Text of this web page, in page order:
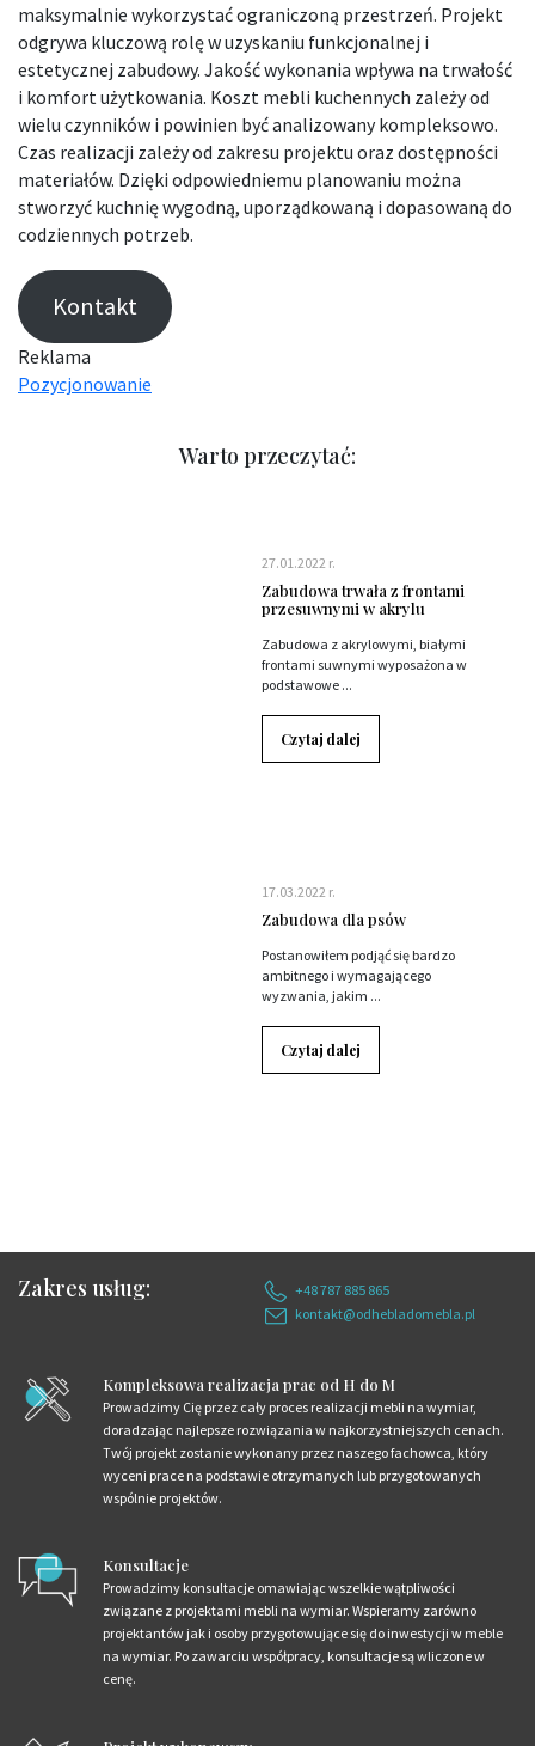
maksymalnie wykorzystać ograniczoną przestrzeń. Projekt
odgrywa kluczową rolę w uzyskaniu funkcjonalnej i
estetycznej zabudowy. Jakość wykonania wpływa na trwałość
i komfort użytkowania. Koszt mebli kuchennych zależy od
wielu czynników i powinien być analizowany kompleksowo.
Czas realizacji zależy od zakresu projektu oraz dostępności
materiałów. Dzięki odpowiedniemu planowaniu można
stworzyć kuchnię wygodną, uporządkowaną i dopasowaną do
codziennych potrzeb.
Kontakt
Reklama
Pozycjonowanie
Warto przeczytać:
27.01.2022 r.
Zabudowa trwała z frontami
przesuwnymi w akrylu
Zabudowa z akrylowymi, białymi
frontami suwnymi wyposażona w
podstawowe ...
Czytaj dalej
17.03.2022 r.
Zabudowa dla psów
Postanowiłem podjąć się bardzo
ambitnego i wymagającego
wyzwania, jakim ...
Czytaj dalej
Zakres usług:
+48 787 885 865
kontakt@odhebladomebla.pl
Kompleksowa realizacja prac od H do M
Prowadzimy Cię przez cały proces realizacji mebli na wymiar,
doradzając najlepsze rozwiązania w najkorzystniejszych cenach.
Twój projekt zostanie wykonany przez naszego fachowca, który
wyceni prace na podstawie otrzymanych lub przygotowanych
wspólnie projektów.
Konsultacje
Prowadzimy konsultacje omawiając wszelkie wątpliwości
związane z projektami mebli na wymiar. Wspieramy zarówno
projektantów jak i osoby przygotowujące się do inwestycji w meble
na wymiar. Po zawarciu współpracy, konsultacje są wliczone w
cenę.